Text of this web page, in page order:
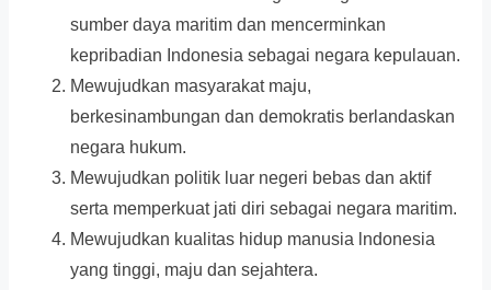
sumber daya maritim dan mencerminkan
kepribadian Indonesia sebagai negara kepulauan.
Mewujudkan masyarakat maju,
berkesinambungan dan demokratis berlandaskan
negara hukum.
Mewujudkan politik luar negeri bebas dan aktif
serta memperkuat jati diri sebagai negara maritim.
Mewujudkan kualitas hidup manusia lndonesia
yang tinggi, maju dan sejahtera.